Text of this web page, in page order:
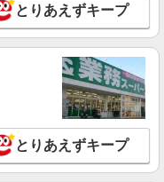
（接客・調理・清掃な
1-2-26シンデレラビル1F
詳細を見る
とりあえずキープ
とりあえずキープ